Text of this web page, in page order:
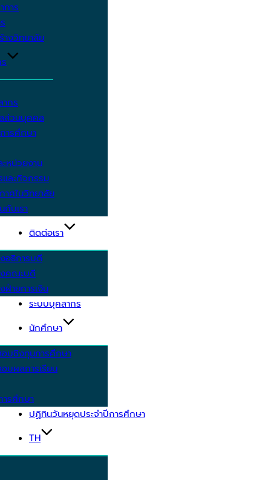
การ
างวิทยาลัย
กร
ส่วนบุคคล
ารศึกษา
หน่วยงาน
และกิจกรรม
าศในวิทยาลัย
กับเรา
ติดต่อเรา
อธิการบดี
คณะบดี
ฝ่ายการเงิน
ระบบบุคลากร
นักศึกษา
บชิงทุนการศึกษา
บผลการเรียน
รศึกษา
ปฏิทินวันหยุดประจำปีการศึกษา
TH